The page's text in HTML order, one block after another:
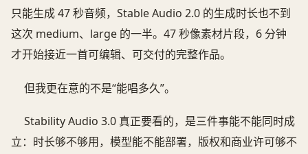
只能生成 47 秒音频，Stable Audio 2.0 的生成时长也不到
这次 medium、large 的一半。47 秒像素材片段，6 分钟
才开始接近一首可编辑、可交付的完整作品。
但我更在意的不是“能唱多久”。
Stability Audio 3.0 真正要看的，是三件事能不能同时成
立：时长够不够用，模型能不能部署，版权和商业许可够不